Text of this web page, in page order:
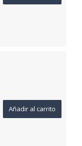
Añadir al carrito